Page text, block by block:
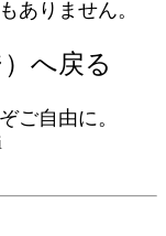
ありません。
へ戻る
ご自由に。